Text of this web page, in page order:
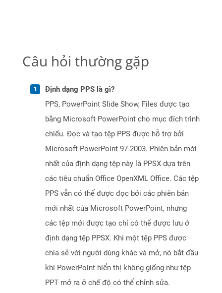
Câu hỏi thường gặp
Định dạng PPS là gì?
PPS, PowerPoint Slide Show, Files được tạo
bằng Microsoft PowerPoint cho mục đích trình
chiếu. Đọc và tạo tệp PPS được hỗ trợ bởi
Microsoft PowerPoint 97-2003. Phiên bản mới
nhất của định dạng tệp này là PPSX dựa trên
các tiêu chuẩn Office OpenXML Office. Các tệp
PPS vẫn có thể được đọc bởi các phiên bản
mới nhất của Microsoft PowerPoint, nhưng
các tệp mới được tạo chỉ có thể được lưu ở
định dạng tệp PPSX. Khi một tệp PPS được
chia sẻ với người dùng khác và mở, nó bắt đầu
khi PowerPoint hiển thị không giống như tệp
PPT mở ra ở chế độ có thể chỉnh sửa.